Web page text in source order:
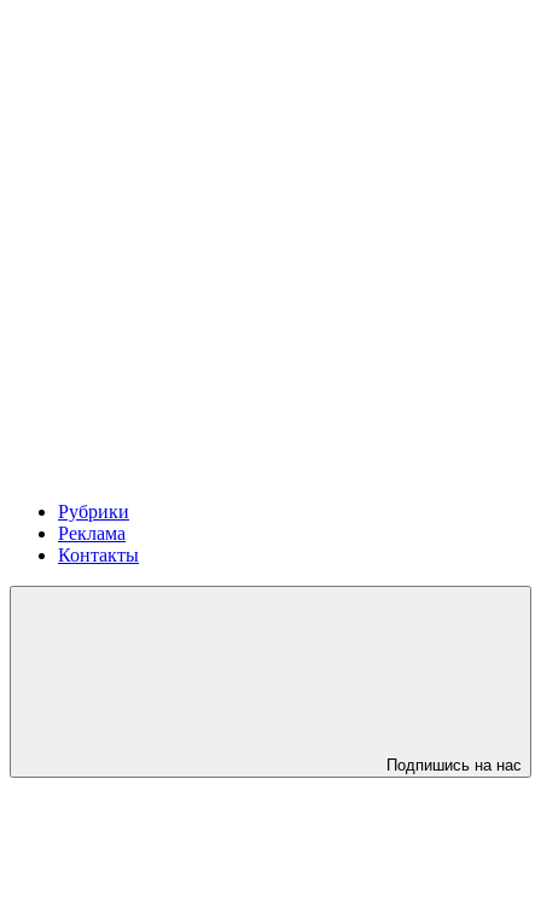
Рубрики
Реклама
Контакты
Подпишись на нас